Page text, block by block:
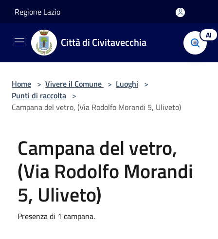
Regione Lazio
Città di Civitavecchia AI
Home > Vivere il Comune > Luoghi >
Punti di raccolta >
Campana del vetro, (Via Rodolfo Morandi 5, Uliveto)
Campana del vetro,
(Via Rodolfo Morandi
5, Uliveto)
Presenza di 1 campana.